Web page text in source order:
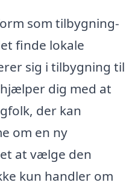
som tilbygning-
finde lokale
sig i tilbygning til
dig med at
der kan
om en ny
at vælge den
kun handler om